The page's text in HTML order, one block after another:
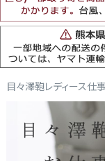
目々澤鞄レディース仕